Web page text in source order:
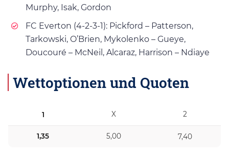
Murphy, Isak, Gordon
FC Everton (4-2-3-1): Pickford – Patterson,
Tarkowski, O’Brien, Mykolenko – Gueye,
Doucouré – McNeil, Alcaraz, Harrison – Ndiaye
Wettoptionen und Quoten
1 X 2
1,35 5,00 7,40